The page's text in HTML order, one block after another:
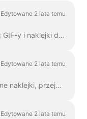
Edytowane 2 lata temu
W Wave.video możesz dodawać GIF-y i naklejki do swoich filmów. W ten sposób możesz uczynić je bardziej angażującymi, spersonalizowanymi i atrakcyjnymi dla odbiorców. P...
Edytowane 2 lata temu
Tak, możesz! Aby przesłać własne naklejki, przejdź do kroku "Nakładki i naklejki" w menu po lewej stronie i kliknij zakładkę "Media" -> "Przesłane"....
Edytowane 2 lata temu